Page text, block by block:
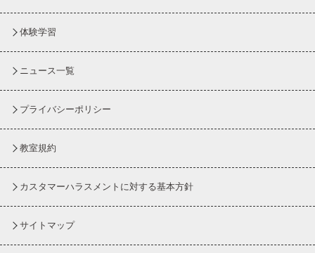
体験学習
ニュース一覧
プライバシーポリシー
教室規約
カスタマーハラスメントに対する基本方針
サイトマップ